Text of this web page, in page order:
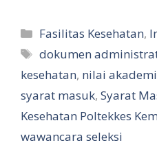
Kategori
Fasilitas Kesehatan,
Tag
dokumen
kesehatan, nilai
syarat masuk, Syarat
Kesehatan Poltekkes
wawancara seleksi